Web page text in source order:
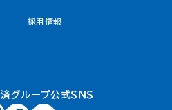
採用情報
グループ公式ＳＮＳ